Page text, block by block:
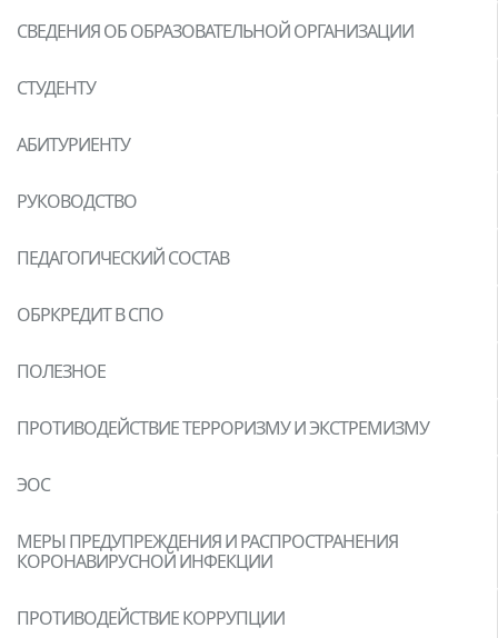
СВЕДЕНИЯ ОБ ОБРАЗОВАТЕЛЬНОЙ ОРГАНИЗАЦИИ
СТУДЕНТУ
АБИТУРИЕНТУ
РУКОВОДСТВО
ПЕДАГОГИЧЕСКИЙ СОСТАВ
ОБРКРЕДИТ В СПО
ПОЛЕЗНОЕ
ПРОТИВОДЕЙСТВИЕ ТЕРРОРИЗМУ И ЭКСТРЕМИЗМУ
ЭОС
МЕРЫ ПРЕДУПРЕЖДЕНИЯ И РАСПРОСТРАНЕНИЯ
КОРОНАВИРУСНОЙ ИНФЕКЦИИ
ПРОТИВОДЕЙСТВИЕ КОРРУПЦИИ